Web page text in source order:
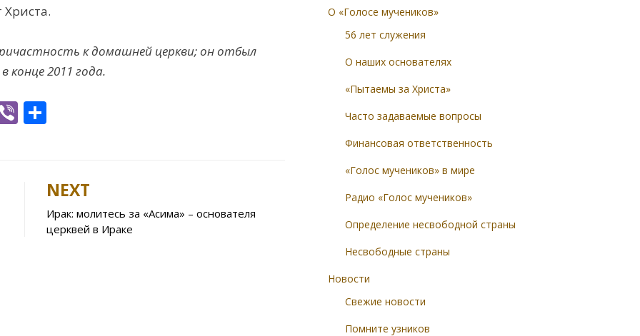
Христа.
к домашней церкви; он отбыл
конце 2011 года.
Vi
e
NEXT
Ирак: молитесь за «Асима» – основателя
церквей в Ираке
О «Голосе мучеников»
56 лет служения
О наших основателях
«Пытаемы за Христа»
Часто задаваемые вопросы
Финансовая ответственность
«Голос мучеников» в мире
Радио «Голос мучеников»
Определение несвободной страны
Несвободные страны
Новости
Свежие новости
Помните узников